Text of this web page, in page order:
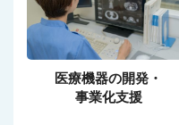
医療機器の開発・
事業化支援